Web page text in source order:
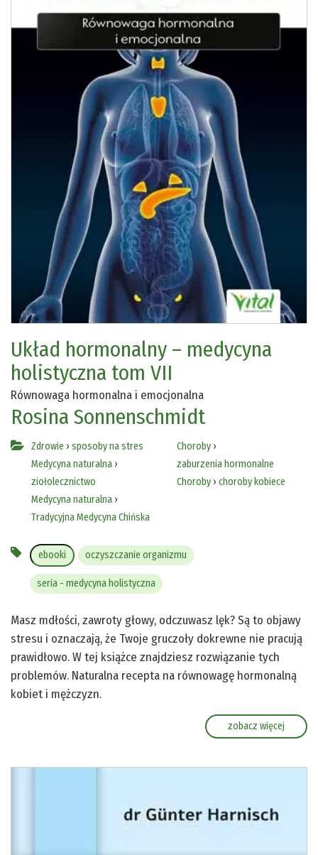
Układ hormonalny – medycyna
holistyczna tom VII
Równowaga hormonalna i emocjonalna
Rosina Sonnenschmidt
Zdrowie › sposoby na stres
Medycyna naturalna ›
ziołolecznictwo
Medycyna naturalna ›
Tradycyjna Medycyna Chińska
Choroby›
zaburzenia hormonalne
Choroby› choroby kobiece
ebooki oczyszczanie organizmu
seria - medycyna holistyczna
Masz mdłości, zawroty głowy, odczuwasz lęk? Są to objawy
stresu i oznaczają, że Twoje gruczoły dokrewne nie pracują
prawidłowo. W tej książce znajdziesz rozwiązanie tych
problemów. Naturalna recepta na równowagę hormonalną
kobiet i mężczyzn.
zobacz więcej